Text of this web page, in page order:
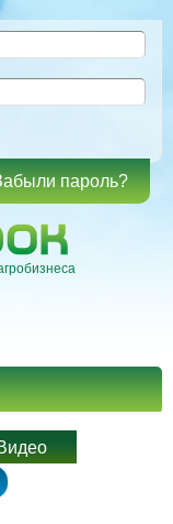
пароль?